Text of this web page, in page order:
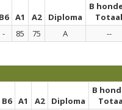
B6 A1 A2 Diploma
B
Totaal
- 85 75 A --
B6 A1 A2 Diploma
B